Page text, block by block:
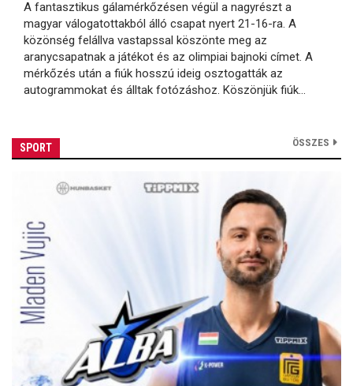
A fantasztikus gálamérkőzésen végül a nagyrészt a
magyar válogatottakból álló csapat nyert 21-16-ra. A
közönség felállva vastapssal köszönte meg az
aranycsapatnak a játékot és az olimpiai bajnoki címet. A
mérkőzés után a fiúk hosszú ideig osztogatták az
autogrammokat és álltak fotózáshoz. Köszönjük fiúk...
SPORT ÖSSZES